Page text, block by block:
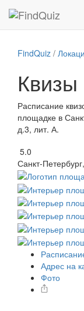
FindQuiz /
Расписание
площадке в
д.3, лит. А.
5.0
Санкт-
Адрес на
Фото